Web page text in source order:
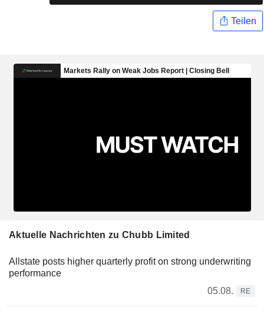
Teilen
Aktuelle Nachrichten zu Chubb Limited
Allstate posts higher quarterly profit on strong underwriting
performance
05.08.
RE